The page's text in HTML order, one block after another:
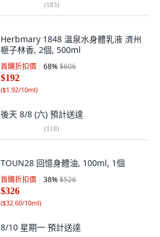
(183)
Herbmary 1848 溫泉水身體乳液 濟州
榧子林香, 2個, 500ml
首購折扣價 68%$606
$192
($1.92/10ml)
後天 8/8 (六) 預計送達
(118)
TOUN28 回憶身體油, 100ml, 1個
首購折扣價 38%$526
$326
($32.60/10ml)
8/10 星期一 預計送達